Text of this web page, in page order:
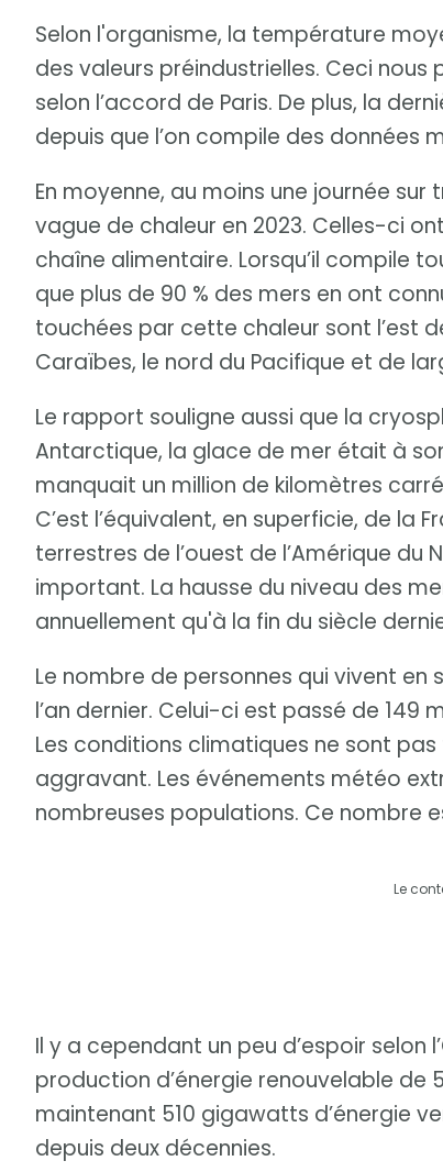
Selon l'organisme, la température
des valeurs préindustrielles. Ceci
selon l’accord de Paris. De plus, la
depuis que l’on compile des données
En moyenne, au moins une journée
vague de chaleur en 2023. Celles-ci
chaîne alimentaire. Lorsqu’il compile
que plus de 90 % des mers en ont
touchées par cette chaleur sont l’est
Caraïbes, le nord du Pacifique et de
Le rapport souligne aussi que la
Antarctique, la glace de mer était à
manquait un million de kilomètres
C’est l’équivalent, en superficie, de la
terrestres de l’ouest de l’Amérique du
important. La hausse du niveau des
annuellement qu'à la fin du siècle
Le nombre de personnes qui vivent
l’an dernier. Celui-ci est passé de 149
Les conditions climatiques ne sont
aggravant. Les événements météo
nombreuses populations. Ce nombre
Le
Il y a cependant un peu d’espoir selon
production d’énergie renouvelable de
maintenant 510 gigawatts d’énergie
depuis deux décennies.